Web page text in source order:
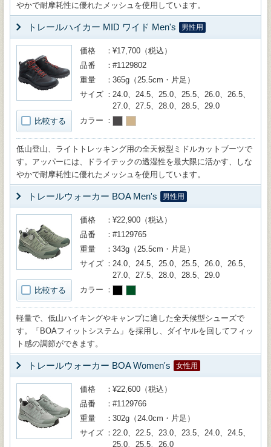
やかで耐摩耗性に優れたメッシュを使用しています。
トレールハイカー MID ワイド Men's 男性用
比較する
価格
¥17,700（税込）
品番
#1129802
重量
365g（25.5cm・片足）
サイズ
24.0、24.5、25.0、25.5、26.0、26.5、
27.0、27.5、28.0、28.5、29.0
カラー
低山登山、ライトトレッキング用の全天候型ミドルカットブーツで
す。アッパーには、ドライテックの透湿性を最大限に活かす、しな
やかで耐摩耗性に優れたメッシュを使用しています。
トレールウォーカー BOA Men's 男性用
比較する
価格
¥22,900（税込）
品番
#1129765
重量
343g（25.5cm・片足）
サイズ
24.0、24.5、25.0、25.5、26.0、26.5、
27.0、27.5、28.0、28.5、29.0
カラー
軽量で、低山ハイキングやキャンプに適した全天候型シューズで
す。「BOAフィットシステム」を採用し、ダイヤルを回してフィッ
ト感の調節ができます。
トレールウォーカー BOA Women's 女性用
価格
¥22,600（税込）
品番
#1129766
重量
302g（24.0cm・片足）
サイズ
22.0、22.5、23.0、23.5、24.0、24.5、
25.0、25.5、26.0